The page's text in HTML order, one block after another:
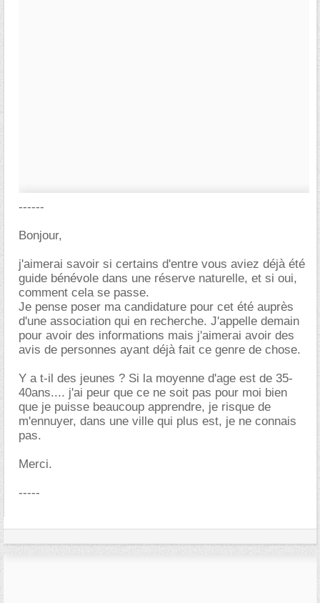
------
Bonjour,
j'aimerai savoir si certains d'entre vous aviez déjà été
guide bénévole dans une réserve naturelle, et si oui,
comment cela se passe.
Je pense poser ma candidature pour cet été auprès
d'une association qui en recherche. J'appelle demain
pour avoir des informations mais j'aimerai avoir des
avis de personnes ayant déjà fait ce genre de chose.
Y a t-il des jeunes ? Si la moyenne d'age est de 35-
40ans.... j'ai peur que ce ne soit pas pour moi bien
que je puisse beaucoup apprendre, je risque de
m'ennuyer, dans une ville qui plus est, je ne connais
pas.
Merci.
-----